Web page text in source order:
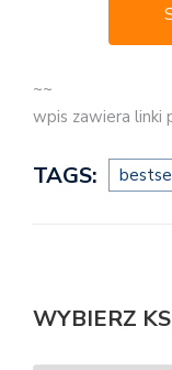
~~
wpis zawiera linki
TAGS:
WYBIERZ